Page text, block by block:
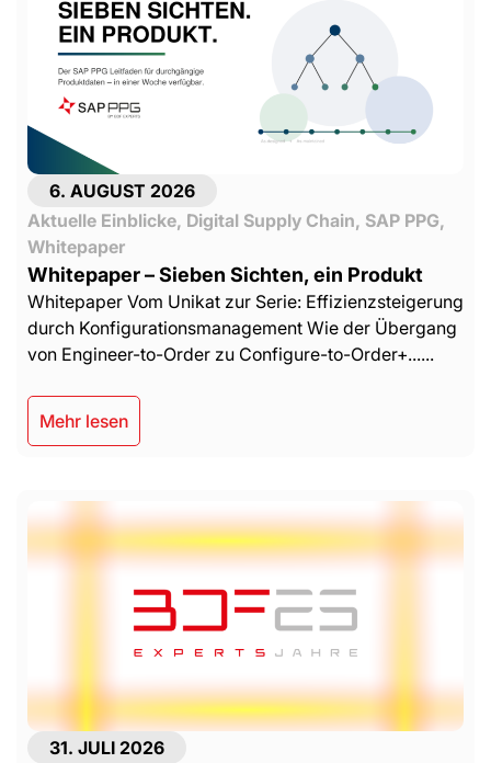
6. AUGUST 2026
Aktuelle Einblicke, Digital Supply Chain, SAP PPG,
Whitepaper
Whitepaper – Sieben Sichten, ein Produkt
Whitepaper Vom Unikat zur Serie: Effizienzsteigerung
durch Konfigurationsmanagement Wie der Übergang
von Engineer-to-Order zu Configure-to-Order+......
Mehr lesen
31. JULI 2026